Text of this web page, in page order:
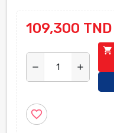
109,300 TND
remove add
shopping_cart
favorite_border